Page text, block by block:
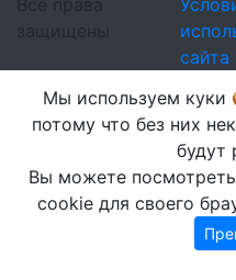
Все права
защищены
сайта
Мы используем куки
потому что без них
будут
Вы можете
cookie для своего